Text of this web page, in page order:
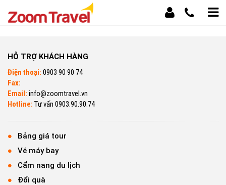
HỖ TRỢ KHÁCH HÀNG
Điện thoại: 0903 90 90 74
Fax:
Email: info@zoomtravel.vn
Hotline: Tư vấn 0903.90.90.74
Bảng giá tour
Vé máy bay
Cẩm nang du lịch
Đổi quà